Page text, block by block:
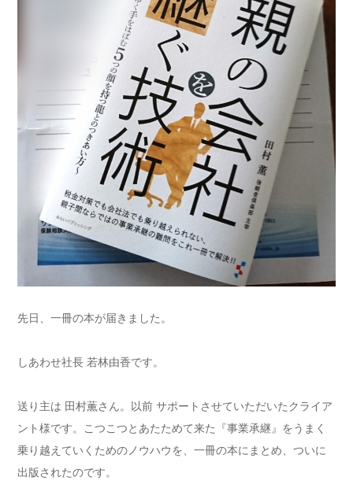
先日、一冊の本が届きました。
しあわせ社長 若林由香です。
送り主は 田村薫さん。以前 サポートさせていただいたクライア
ント様です。こつこつとあたためて来た『事業承継』をうまく
乗り越えていくためのノウハウを、一冊の本にまとめ、ついに
出版されたのです。